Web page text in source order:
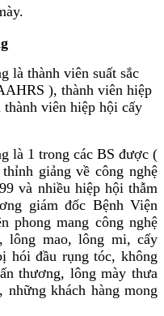
là thành viên suất sắc
), thành viên hiệp
viên hiệp hội cấy
là 1 trong các BS được (
giảng về công nghệ
và nhiều hiệp hội thẫm
giám đốc Bệnh Viện
phong mang công nghệ
lông mao, lông mi, cấy
hói đầu rụng tóc, không
thương, lông mày thưa
khách hàng mong